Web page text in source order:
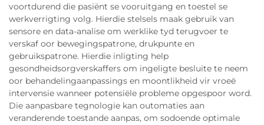
voortdurend die pasiënt se vooruitgang en toestel se
werkverrigting volg. Hierdie stelsels maak gebruik van
sensore en data-analise om werklike tyd terugvoer te
verskaf oor bewegingspatrone, drukpunte en
gebruikspatrone. Hierdie inligting help
gesondheidsorgverskaffers om ingeligte besluite te neem
oor behandelingaanpassings en moontlikheid vir vroeë
intervensie wanneer potensiële probleme opgespoor word.
Die aanpasbare tegnologie kan outomaties aan
veranderende toestande aanpas, om sodoende optimale